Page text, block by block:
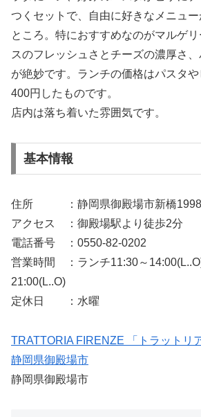
つくセットで、自由に好きなメニュ
ところ。特におすすめなのがマルゲ
スのフレッシュさとチーズの濃厚さ
が絶妙です。ランチの価格はパスタ
400円したものです。
店内は落ち着いた雰囲気です。
基本情報
住所 ：静岡県御殿場市新橋1998
アクセス ：御殿場駅より徒歩2分
電話番号 ：0550-82-0202
営業時間 ：ランチ11:30～
21:00(L..O)
定休日 ：水曜
TRATTORIA FIRENZE 「トラットリ
静岡県御殿場市
静岡県御殿場市